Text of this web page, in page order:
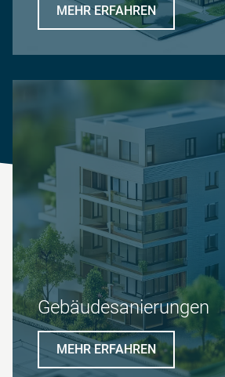
MEHR ERFAHREN
Gebäudesanierungen
MEHR ERFAHREN